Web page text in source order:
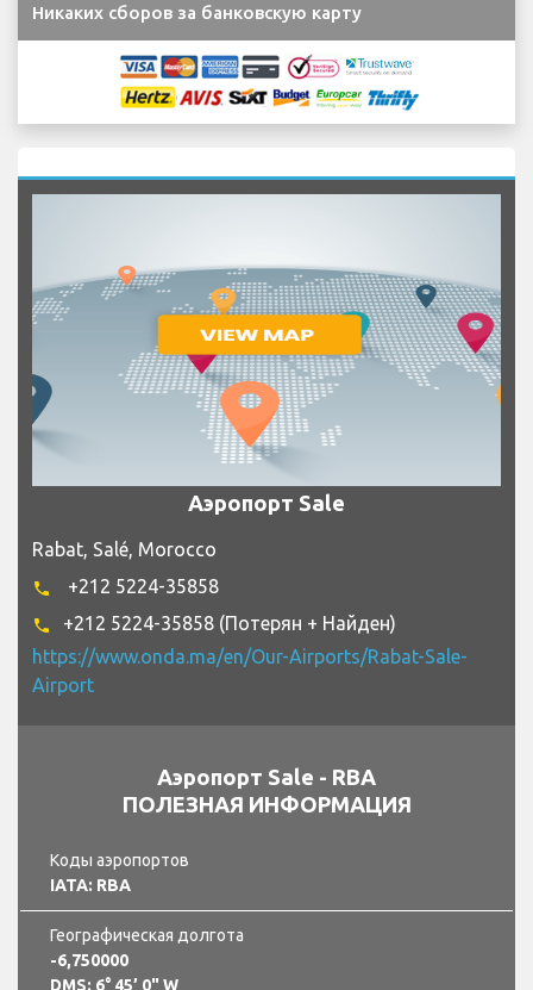
Никаких сборов за банковскую карту
Аэропорт Sale
Rabat, Salé, Morocco
phone +212 5224-35858
phone
+212 5224-35858 (Потерян + Найден)
https://www.onda.ma/en/Our-Airports/Rabat-Sale-
Airport
Аэропорт Sale - RBA
ПОЛЕЗНАЯ ИНФОРМАЦИЯ
Коды аэропортов
IATA: RBA
Географическая долгота
-6,750000
DMS: 6° 45’ 0" W